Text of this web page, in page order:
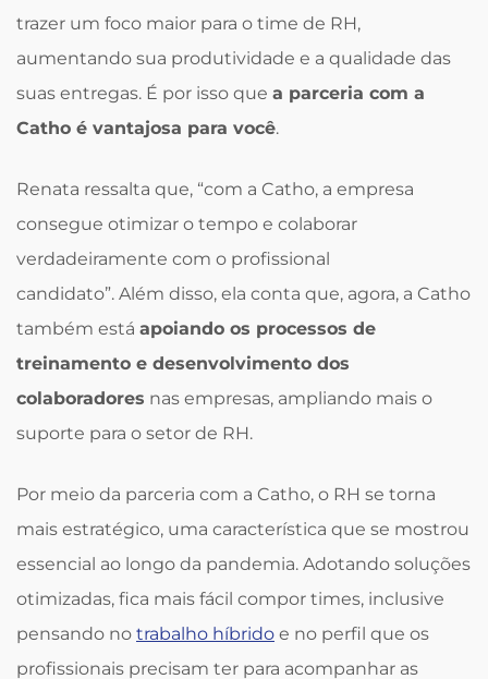
trazer um foco maior para o time de RH,
aumentando sua produtividade e a qualidade das
suas entregas. É por isso que a parceria com a
Catho é vantajosa para você.
Renata ressalta que, “com a Catho, a empresa
consegue otimizar o tempo e colaborar
verdadeiramente com o profissional
candidato”. Além disso, ela conta que, agora, a Catho
também está apoiando os processos de
treinamento e desenvolvimento dos
colaboradores nas empresas, ampliando mais o
suporte para o setor de RH.
Por meio da parceria com a Catho, o RH se torna
mais estratégico, uma característica que se mostrou
essencial ao longo da pandemia. Adotando soluções
otimizadas, fica mais fácil compor times, inclusive
pensando no trabalho híbrido e no perfil que os
profissionais precisam ter para acompanhar as